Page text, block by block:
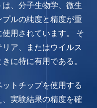
、分子生物学、微生
ルの純度と精度が重
用されています。 そ
ア、またはウイルス
に特に有用である。
トチップを使用する
実験結果の精度を確